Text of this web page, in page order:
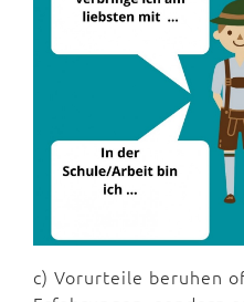
c) Vorurteile beruhen